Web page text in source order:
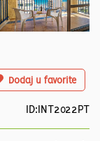
Dodaj u favorite
ID:INT2022PT